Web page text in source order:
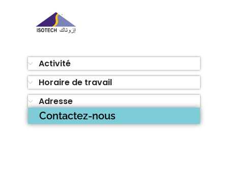
Activité
Horaire de travail
Adresse
Contactez-nous